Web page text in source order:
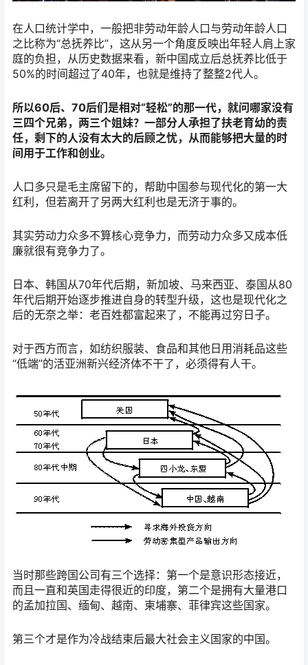
在人口统计学中，一般把非劳动年龄人口与劳动年龄人口
之比称为“总抚养比”，这从另一个角度反映出年轻人肩上家
庭的负担，从历史数据来看，新中国成立后总抚养比低于
50%的时间超过了40年，也就是维持了整整2代人。
所以60后、70后们是相对“轻松”的那一代，就问哪家没有
三四个兄弟，两三个姐妹？一部分人承担了扶老育幼的责
任，剩下的人没有太大的后顾之忧，从而能够把大量的时
间用于工作和创业。
人口多只是毛主席留下的，帮助中国参与现代化的第一大
红利，但若离开了另两大红利也是无济于事的。
其实劳动力众多不算核心竞争力，而劳动力众多又成本低
廉就很有竞争力了。
日本、韩国从70年代后期，新加坡、马来西亚、泰国从80
年代后期开始逐步推进自身的转型升级，这也是现代化之
后的无奈之举：老百姓都富起来了，不能再过穷日子。
对于西方而言，如纺织服装、食品和其他日用消耗品这些
“低端”的活亚洲新兴经济体不干了，必须得有人干。
当时那些跨国公司有三个选择：第一个是意识形态接近，
而且一直和英国走得很近的印度，第二个是拥有大量港口
的孟加拉国、缅甸、越南、柬埔寨、菲律宾这些国家。
第三个才是作为冷战结束后最大社会主义国家的中国。